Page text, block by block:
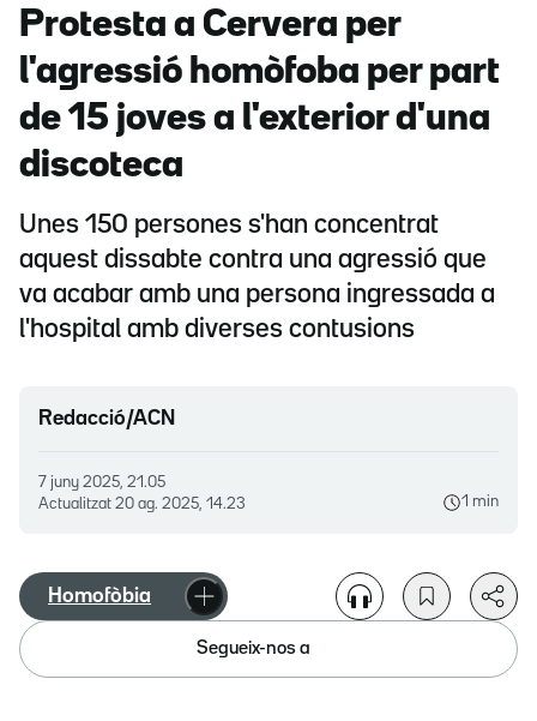
Protesta a Cervera per
l'agressió homòfoba per part
de 15 joves a l'exterior d'una
discoteca
Unes 150 persones s'han concentrat
aquest dissabte contra una agressió que
va acabar amb una persona ingressada a
l'hospital amb diverses contusions
Redacció/ACN
7 juny 2025, 21.05
Actualitzat 20 ag. 2025, 14.23 1 min
Homofòbia
Segueix-nos a